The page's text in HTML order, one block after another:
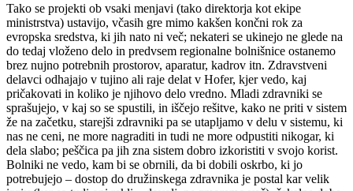
Tako se projekti ob vsaki menjavi (tako direktorja kot ekipe
ministrstva) ustavijo, včasih gre mimo kakšen končni rok za
evropska sredstva, ki jih nato ni več; nekateri se ukinejo ne glede na
do tedaj vloženo delo in predvsem regionalne bolnišnice ostanemo
brez nujno potrebnih prostorov, aparatur, kadrov itn. Zdravstveni
delavci odhajajo v tujino ali raje delat v Hofer, kjer vedo, kaj
pričakovati in koliko je njihovo delo vredno. Mladi zdravniki se
sprašujejo, v kaj so se spustili, in iščejo rešitve, kako ne priti v sistem
že na začetku, starejši zdravniki pa se utapljamo v delu v sistemu, ki
nas ne ceni, ne more nagraditi in tudi ne more odpustiti nikogar, ki
dela slabo; peščica pa jih zna sistem dobro izkoristiti v svojo korist.
Bolniki ne vedo, kam bi se obrnili, da bi dobili oskrbo, ki jo
potrebujejo – dostop do družinskega zdravnika je postal kar velik